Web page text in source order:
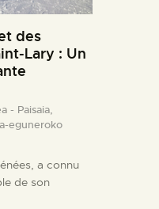
des
Lary : Un
- Paisaia,
eguneroko
a connu
de son